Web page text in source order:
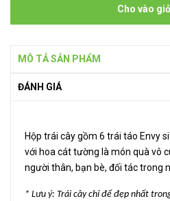
Cho vào
MÔ TẢ SẢN PHẨM
ĐÁNH GIÁ
Hộp trái cây gồm 6 trái táo Envy
với hoa cát tường là món quà vô
người thân, bạn bè, đối tác trong
* Lưu ý: Trái cây chỉ để đẹp nhất